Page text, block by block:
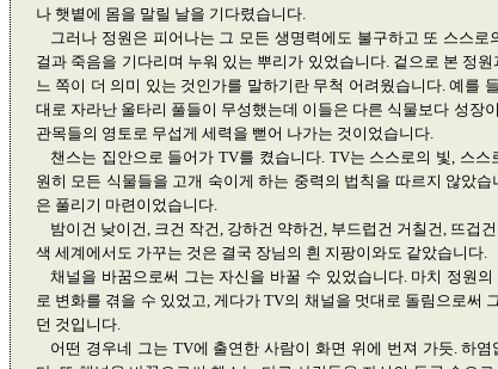
나 햇볕에 몸을 말릴 날을 기다렸습니다.
그러나 정원은 피어나는 그 모든 생명력에도 불구하고 또 스스
걸과 죽음을 기다리며 누워 있는 뿌리가 있었습니다. 겉으로 본 정
느 쪽이 더 의미 있는 것인가를 말하기란 무척 어려웠습니다. 예를
대로 자라난 울타리 풀들이 무성했는데 이들은 다른 식물보다 성장
관목들의 영토로 무섭게 세력을 뻗어 나가는 것이었습니다.
챈스는 집안으로 들어가 TV를 켰습니다. TV는 스스로의 빛, 스
원히 모든 식물들을 고개 숙이게 하는 중력의 법칙을 따르지 않았
은 풀리기 마련이었습니다.
밤이건 낮이건, 크건 작건, 강하건 약하건, 부드럽건 거칠건, 뜨겁
색 세계에서도 가꾸는 것은 결국 장님의 흰 지팡이와도 같았습니다.
채널을 바꿈으로써 그는 자신을 바꿀 수 있었습니다. 마치 정원
로 변화를 겪을 수 있었고, 게다가 TV의 채널을 멋대로 돌림으로써
던 것입니다.
어떤 경우네 그는 TV에 출연한 사람이 화면 위에 번져 가듯. 하